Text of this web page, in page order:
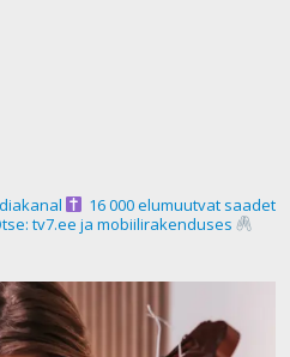
16 000 elumuutvat saadet
tv7.ee ja mobiilirakenduses